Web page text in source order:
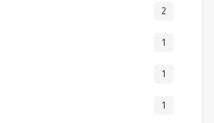
2
1
1
1